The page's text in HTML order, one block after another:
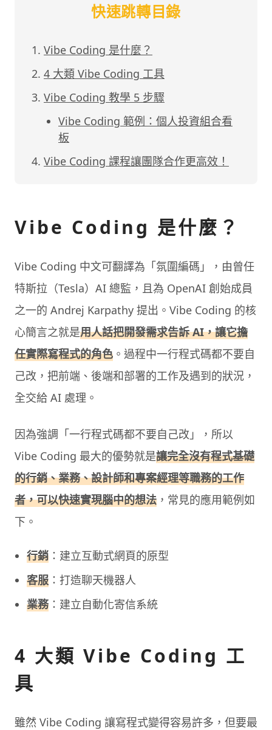
快速跳轉目錄
Vibe Coding 是什麼？
4 大類 Vibe Coding 工具
Vibe Coding 教學 5 步驟
Vibe Coding 範例：個人投資組合看
板
Vibe Coding 課程讓團隊合作更高效！
Vibe Coding 是什麼？
Vibe Coding 中文可翻譯為「氛圍編碼」，由曾任
特斯拉（Tesla）AI 總監，且為 OpenAI 創始成員
之一的 Andrej Karpathy 提出。Vibe Coding 的核
心簡言之就是用人話把開發需求告訴 AI，讓它擔
任實際寫程式的角色 。過程中一行程式碼都不要自
己改，把前端、後端和部署的工作及遇到的狀況，
全交給 AI 處理。
因為強調「一行程式碼都不要自己改」，所以
Vibe Coding 最大的優勢就是讓完全沒有程式基礎
的行銷、業務、設計師和專案經理等職務的工作
者，可以快速實現腦中的想法 ，常見的應用範例如
下。
行銷 ：建立互動式網頁的原型
客服 ：打造聊天機器人
業務 ：建立自動化寄信系統
4 大類 Vibe Coding 工
具
雖然 Vibe Coding 讓寫程式變得容易許多，但要最